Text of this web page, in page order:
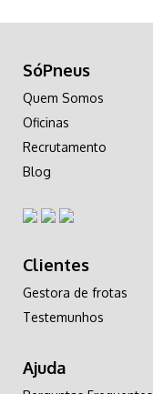
SóPneus
Quem Somos
Oficinas
Recrutamento
Blog
Clientes
Gestora de frotas
Testemunhos
Ajuda